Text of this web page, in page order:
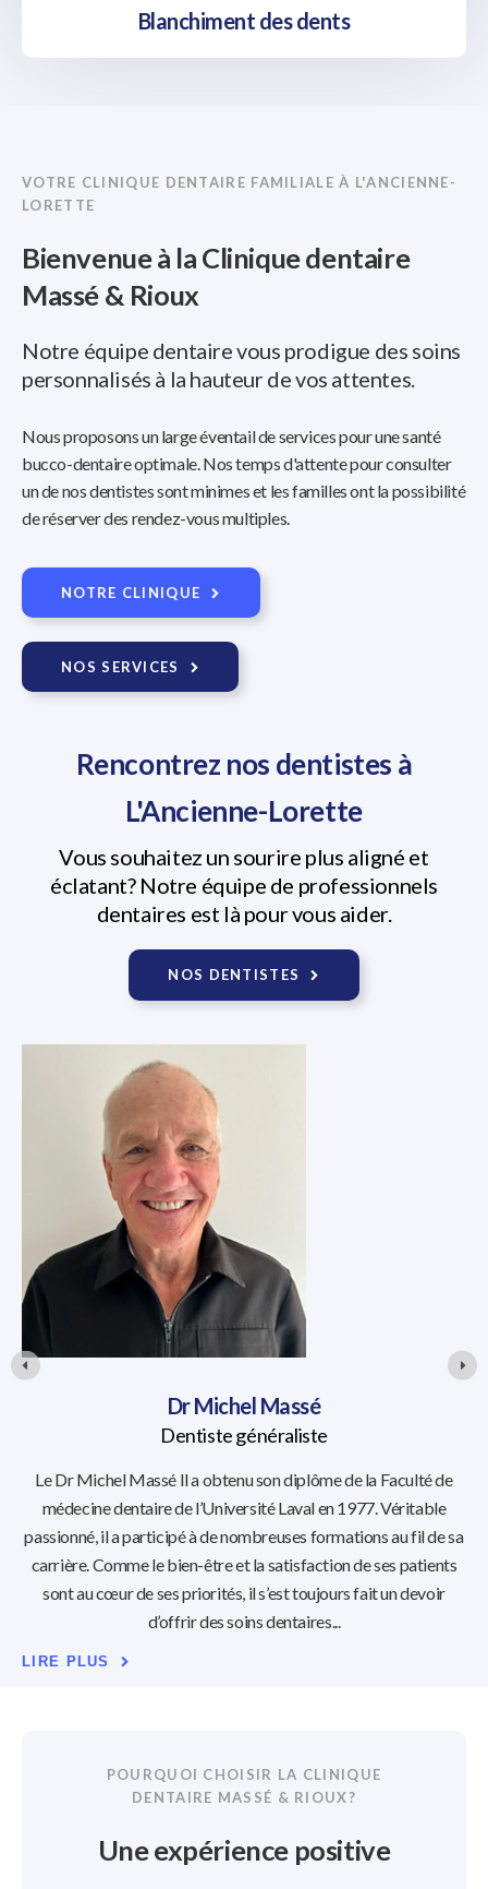
Blanchiment des dents
VOTRE CLINIQUE DENTAIRE FAMILIALE À L'ANCIENNE-
LORETTE
Bienvenue à la Clinique dentaire
Massé & Rioux
Notre équipe dentaire vous prodigue des soins
personnalisés à la hauteur de vos attentes.
Nous proposons un large éventail de services pour une santé
bucco-dentaire optimale. Nos temps d'attente pour consulter
un de nos dentistes sont minimes et les familles ont la possibilité
de réserver des rendez-vous multiples.
NOTRE CLINIQUE
NOS SERVICES
Rencontrez nos dentistes à
L'Ancienne-Lorette
Vous souhaitez un sourire plus aligné et
éclatant? Notre équipe de professionnels
dentaires est là pour vous aider.
NOS DENTISTES
Dr Michel Massé
Dentiste généraliste
Le Dr Michel Massé Il a obtenu son diplôme de la Faculté de
médecine dentaire de l’Université Laval en 1977. Véritable
passionné, il a participé à de nombreuses formations au fil de sa
carrière. Comme le bien-être et la satisfaction de ses patients
sont au cœur de ses priorités, il s’est toujours fait un devoir
d’offrir des soins dentaires
LIRE PLUS
POURQUOI CHOISIR LA CLINIQUE
DENTAIRE MASSÉ & RIOUX?
Une expérience positive